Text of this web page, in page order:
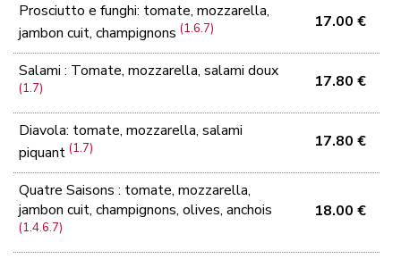
Prosciutto e funghi: tomate, mozzarella,
jambon cuit, champignons(1.6.7) 17.00 €
Salami : Tomate, mozzarella, salami doux
(1.7) 17.80 €
Diavola: tomate, mozzarella, salami
piquant(1.7) 17.80 €
Quatre Saisons : tomate, mozzarella,
jambon cuit, champignons, olives, anchois
(1.4.6.7)
18.00 €